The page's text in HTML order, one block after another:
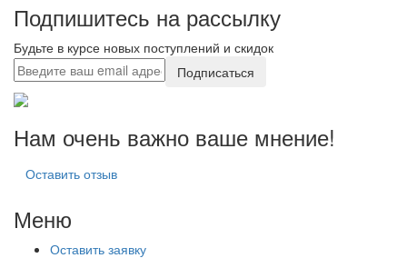
Подпишитесь на рассылку
Будьте в курсе новых поступлений и скидок
Подписаться
Нам очень важно ваше мнение!
Оставить отзыв
Меню
Оставить заявку